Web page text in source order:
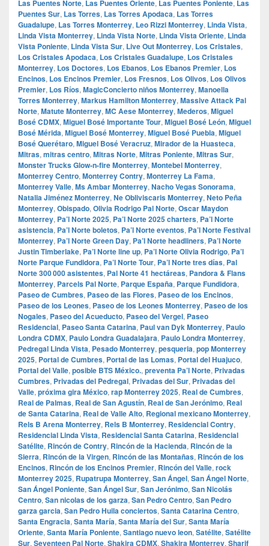
Las Puentes Norte, Las Puentes Oriente, Las Puentes Poniente, Las
Puentes Sur, Las Torres, Las Torres Apodaca, Las Torres
Guadalupe, Las Torres Monterrey, Leo Rizzi Monterrey, Linda Vista,
Linda Vista Monterrey, Linda Vista Norte, Linda Vista Oriente, Linda
Vista Poniente, Linda Vista Sur, Live Out Monterrey, Los Cristales,
Los Cristales Apodaca, Los Cristales Guadalupe, Los Cristales
Monterrey, Los Doctores, Los Ebanos, Los Ebanos Premier, Los
Encinos, Los Encinos Premier, Los Fresnos, Los Olivos, Los Olivos
Premier, Los Ríos, MagicConcierto niños Monterrey, Manoella
Torres Monterrey, Markus Hamilton Monterrey, Massive Attack Pal
Norte, Matute Monterrey, MC Aese Monterrey, Mederos, Miguel
Bosé CDMX, Miguel Bosé Importante Tour, Miguel Bosé León, Miguel
Bosé Mérida, Miguel Bosé Monterrey, Miguel Bosé Puebla, Miguel
Bosé Querétaro, Miguel Bosé Veracruz, Mirador de la Huasteca,
Mitras, mitras centro, Mitras Norte, Mitras Poniente, Mitras Sur,
Monster Trucks Glow-n-fire Monterrey, Montebel Monterrey,
Monterrey Centro, Monterrey Contry, Monterrey La Fama,
Monterrey Valle, Ms Ambar Monterrey, Nacho Vegas Sonorama,
Natalia Jiménez Monterrey, Ne Obliviscaris Monterrey, Neto Peña
Monterrey, Obispado, Olivia Rodrigo Pal Norte, Oscar Maydon
Monterrey, Pa’l Norte 2025, Pa’l Norte 2025 charters, Pa’l Norte
asistencia, Pa’l Norte boletos, Pa’l Norte eventos, Pa’l Norte Festival
Monterrey, Pa’l Norte Green Day, Pa’l Norte headliners, Pa’l Norte
Justin Timberlake, Pa’l Norte line up, Pa’l Norte Olivia Rodrigo, Pa’l
Norte Parque Fundidora, Pa’l Norte Tour, Pa’l Norte tres días, Pal
Norte 300 000 asistentes, Pal Norte 41 hectáreas, Pandora & Flans
Monterrey, Parcels Pal Norte, Parque España, Parque Fundidora,
Paseo de Cumbres, Paseo de las Flores, Paseo de los Encinos,
Paseo de los Leones, Paseo de los Leones Monterrey, Paseo de los
Nogales, Paseo del Acueducto, Paseo del Vergel, Paseo
Residencial, Paseo Santa Catarina, Paul van Dyk Monterrey, Paulo
Londra CDMX, Paulo Londra Guadalajara, Paulo Londra Monterrey,
Pedregal Linda Vista, Pesado Monterrey, pesqueria, pop Monterrey
2025, Portal de Cumbres, Portal de las Lomas, Portal del Huajuco,
Portal del Valle, posible BTS México., preventa Pa’l Norte, Privadas
Cumbres, Privadas del Pedregal, Privadas del Sur, Privadas del
Valle, próxima gira México, rap Monterrey 2025, Real de Cumbres,
Real de Palmas, Real de San Agustín, Real de San Jerónimo, Real
de Santa Catarina, Real de Valle Alto, Regional mexicano Monterrey,
Rels B Arena Monterrey, Rels B Monterrey, Residencial Contry,
Residencial Linda Vista, Residencial Santa Catarina, Residencial
Satélite, Rincón de Contry, Rincón de la Hacienda, Rincón de la
Sierra, Rincón de la Virgen, Rincón de las Montañas, Rincón de los
Encinos, Rincón de los Encinos Premier, Rincón del Valle, rock
Monterrey 2025, Rupatrupa Monterrey, San Ángel, San Ángel Norte,
San Ángel Poniente, San Ángel Sur, San Jerónimo, San Nicolás
Centro, San nicolas de los garza, San Pedro Centro, San Pedro
garza garcia, San Pedro Huila conciertos, Santa Catarina Centro,
Santa Engracia, Santa María, Santa María del Sur, Santa María
Oriente, Santa María Poniente, Santiago nuevo leon, Satélite, Satélite
Sur, Seventeen Pal Norte, Shakira CDMX, Shakira Monterrey, Sharif